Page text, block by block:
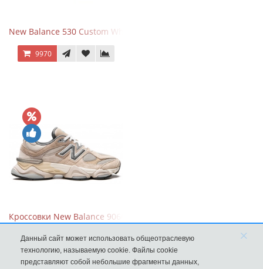
New Balance 530 Custom White Silver Navy
9970
Кроссовки New Balance 9060 Sea Salt Surf
10570
Данный сайт может использовать общеотраслевую
технологию, называемую cookie. Файлы cookie
представляют собой небольшие фрагменты данных,
×